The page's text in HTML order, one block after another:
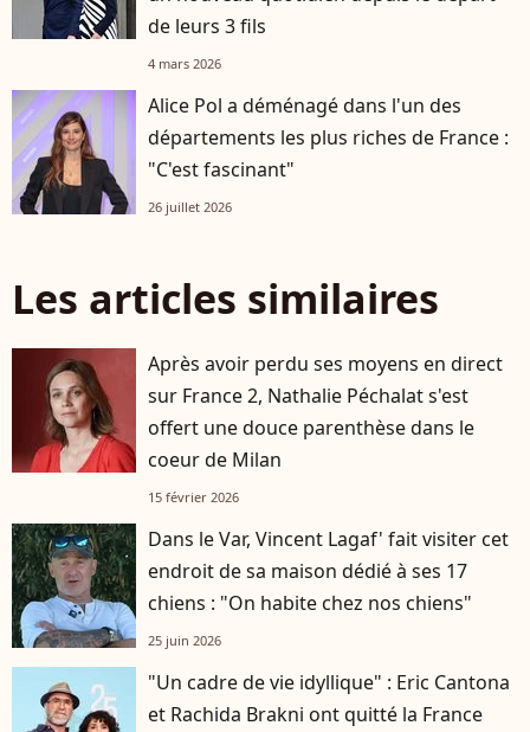
de leurs 3 fils
4 mars 2026
Alice Pol a déménagé dans l'un des
départements les plus riches de France :
"C'est fascinant"
26 juillet 2026
Les articles similaires
Après avoir perdu ses moyens en direct
sur France 2, Nathalie Péchalat s'est
offert une douce parenthèse dans le
coeur de Milan
15 février 2026
Dans le Var, Vincent Lagaf' fait visiter cet
endroit de sa maison dédié à ses 17
chiens : "On habite chez nos chiens"
25 juin 2026
"Un cadre de vie idyllique" : Eric Cantona
et Rachida Brakni ont quitté la France